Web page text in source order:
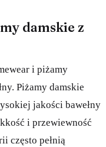
damskie z
i piżamy
Piżamy damskie
jakości bawełny
i przewiewność
często pełnią